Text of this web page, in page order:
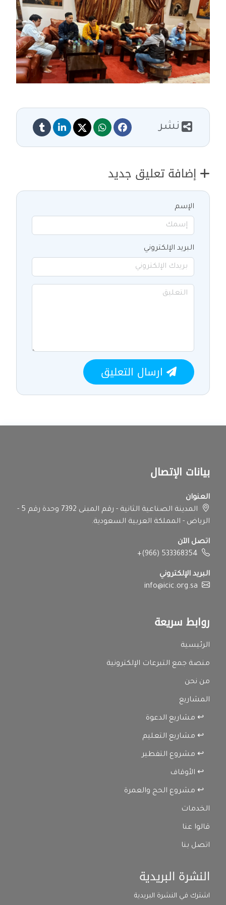
نشر
إضافة تعليق جديد
الإسم
البريد الإلكتروني
ارسال التعليق
بيانات الإتصال
العنوان
المدينة الصناعية الثانية - رقم المبنى 7392 وحدة رقم 5 -
الرياض - المملكة العربية السعودية.
اتصل الآن
+(966) 533368354
البريد الإلكتروني
info@icic.org.sa
روابط سريعة
الرئيسية
منصة جمع التبرعات الإلكترونية
من نحن
المشاريع
↩ مشاريع الدعوة
↩ مشاريع التعليم
↩ مشروع التفطير
↩ الأوقاف
↩ مشروع الحج والعمرة
الخدمات
قالوا عنا
اتصل بنا
النشرة البريدية
اشترك في النشرة البريدية